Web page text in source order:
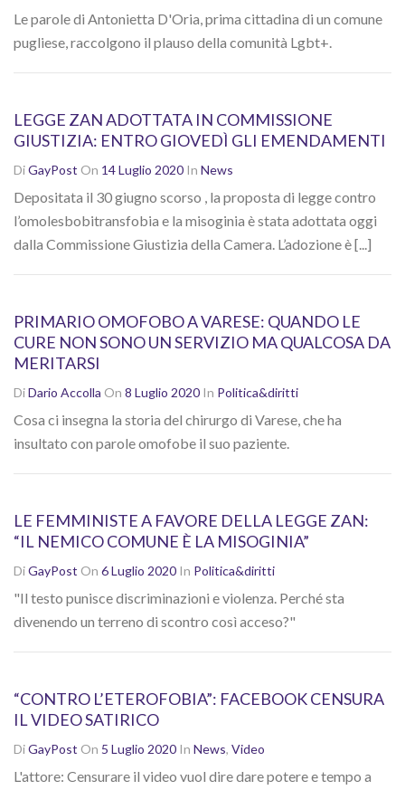
Le parole di Antonietta D'Oria, prima cittadina di un comune
pugliese, raccolgono il plauso della comunità Lgbt+.
LEGGE ZAN ADOTTATA IN COMMISSIONE
GIUSTIZIA: ENTRO GIOVEDÌ GLI EMENDAMENTI
DiGayPost On 14 Luglio 2020 In News
Depositata il 30 giugno scorso , la proposta di legge contro
l’omolesbobitransfobia e la misoginia è stata adottata oggi
dalla Commissione Giustizia della Camera. L’adozione è [...]
PRIMARIO OMOFOBO A VARESE: QUANDO LE
CURE NON SONO UN SERVIZIO MA QUALCOSA DA
MERITARSI
DiDario Accolla On 8 Luglio 2020 In Politica&diritti
Cosa ci insegna la storia del chirurgo di Varese, che ha
insultato con parole omofobe il suo paziente.
LE FEMMINISTE A FAVORE DELLA LEGGE ZAN:
“IL NEMICO COMUNE È LA MISOGINIA”
DiGayPost On 6 Luglio 2020 In Politica&diritti
"Il testo punisce discriminazioni e violenza. Perché sta
divenendo un terreno di scontro così acceso?"
“CONTRO L’ETEROFOBIA”: FACEBOOK CENSURA
IL VIDEO SATIRICO
DiGayPost On 5 Luglio 2020 In News, Video
L'attore: Censurare il video vuol dire dare potere e tempo a